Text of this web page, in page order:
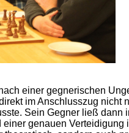
einer gegnerischen
im Anschlusszug nicht
Sein Gegner ließ dann
genauen Verteidigung